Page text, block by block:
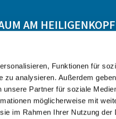
Funktionen für
zu analysieren. Außerdem
Partner für soziale
möglicherweise mit
im Rahmen Ihrer Nutzung der
AM HEILIGENKOPF